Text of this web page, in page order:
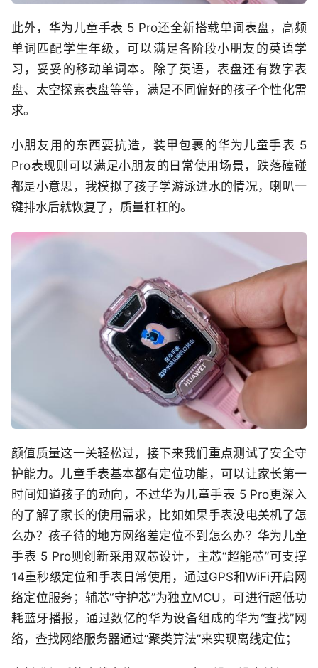
此外，华为儿童手表 5 Pro还全新搭载单词表盘，高频
单词匹配学生年级，可以满足各阶段小朋友的英语学
习，妥妥的移动单词本。除了英语，表盘还有数字表
盘、太空探索表盘等等，满足不同偏好的孩子个性化需
求。
小朋友用的东西要抗造，装甲包裹的华为儿童手表 5
Pro表现则可以满足小朋友的日常使用场景，跌落磕碰
都是小意思，我模拟了孩子学游泳进水的情况，喇叭一
键排水后就恢复了，质量杠杠的。
颜值质量这一关轻松过，接下来我们重点测试了安全守
护能力。儿童手表基本都有定位功能，可以让家长第一
时间知道孩子的动向，不过华为儿童手表 5 Pro更深入
的了解了家长的使用需求，比如如果手表没电关机了怎
么办？孩子待的地方网络差定位不到怎么办？华为儿童
手表 5 Pro则创新采用双芯设计，主芯“超能芯”可支撑
14重秒级定位和手表日常使用，通过GPS和WiFi开启网
络定位服务；辅芯“守护芯”为独立MCU，可进行超低功
耗蓝牙播报，通过数亿的华为设备组成的华为“查找”网
络，查找网络服务器通过“聚类算法”来实现离线定位；